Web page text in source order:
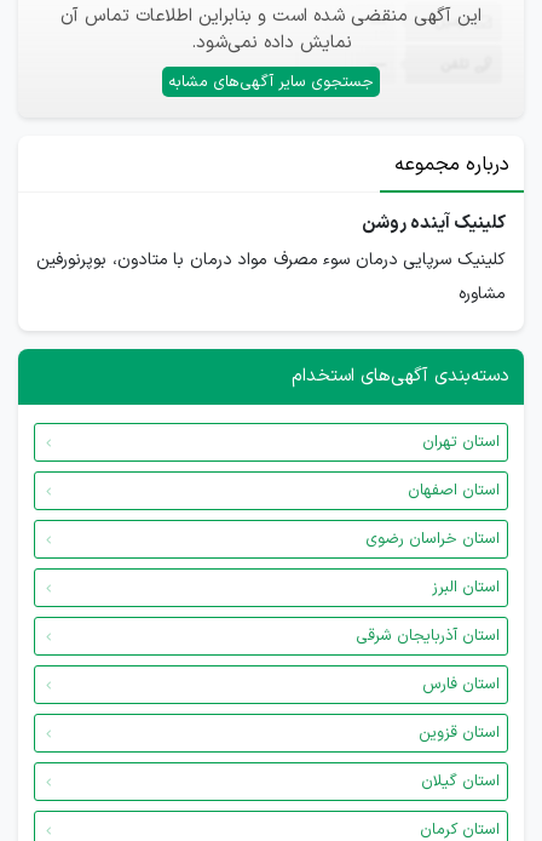
این آگهی منقضی شده است و بنابراین اطلاعات تماس آن
نمایش داده نمی‌شود.
جستجوی سایر آگهی‌های مشابه
ایمیل —
—
درباره مجموعه
کلینیک آینده روشن
کلینیک سرپایی درمان‌ سوء مصرف مواد درمان با متادون، بوپرنورفین
مشاوره
دسته‌بندی آگهی‌های استخدام
استان تهران
استان اصفهان
استان خراسان رضوی
استان البرز
استان آذربایجان شرقی
استان فارس
استان قزوین
استان گیلان
استان کرمان